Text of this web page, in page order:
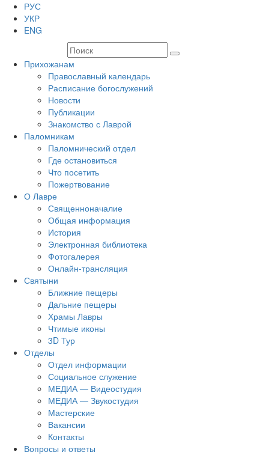
РУС
УКР
ENG
Прихожанам
Православный календарь
Расписание богослужений
Новости
Публикации
Знакомство с Лаврой
Паломникам
Паломнический отдел
Где остановиться
Что посетить
Пожертвование
О Лавре
Священноначалие
Общая информация
История
Электронная библиотека
Фотогалерея
Онлайн-трансляция
Святыни
Ближние пещеры
Дальние пещеры
Храмы Лавры
Чтимые иконы
3D Тур
Отделы
Отдел информации
Социальное служение
МЕДИА — Видеостудия
МЕДИА — Звукостудия
Мастерские
Вакансии
Контакты
Вопросы и ответы